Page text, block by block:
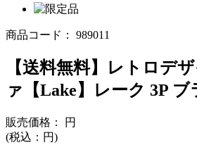
商品コード： 989011
【送料無料】レトロデ
ァ【Lake】レーク 3P ブ
販売価格：
円
(税込： 円)